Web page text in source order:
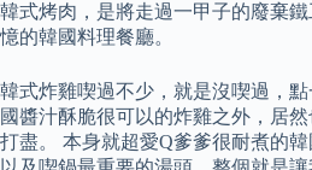
韓式烤肉，是將走過一甲子的廢棄
憶的韓國料理餐廳。
韓式炸雞喫過不少，就是沒喫過，
國醬汁酥脆很可以的炸雞之外，居
打盡。 本身就超愛Q爹爹很耐煮的